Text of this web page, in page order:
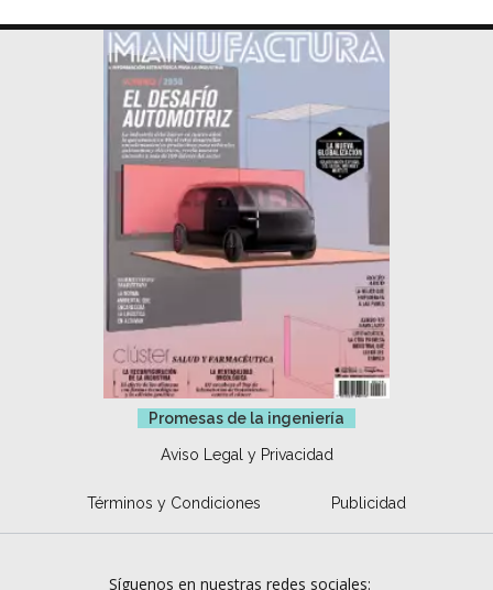
Promesas de la ingeniería
Aviso Legal y Privacidad
Términos y Condiciones Publicidad
Síguenos en nuestras redes sociales: